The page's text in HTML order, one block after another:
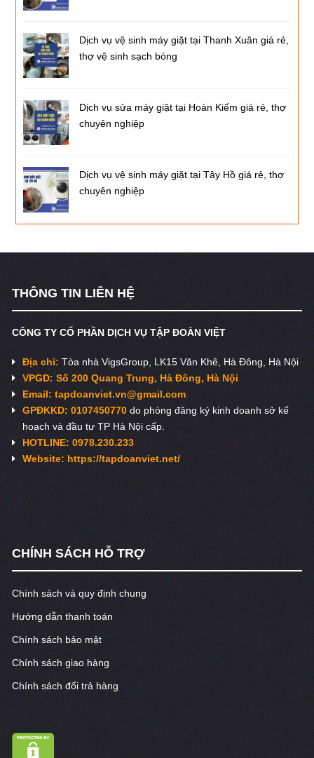
Dịch vụ vệ sinh máy giặt tại Thanh Xuân giá rẻ,
thợ vệ sinh sạch bóng
Dịch vụ sửa máy giặt tại Hoàn Kiếm giá rẻ, thợ
chuyên nghiệp
Dịch vụ vệ sinh máy giặt tại Tây Hồ giá rẻ, thợ
chuyên nghiệp
THÔNG TIN LIÊN HỆ
CÔNG TY CỔ PHẦN DỊCH VỤ TẬP ĐOÀN VIỆT
Địa chỉ:Tòa nhà VigsGroup, LK15 Văn Khê, Hà Đông, Hà Nội
VPGD: Số 200 Quang Trung, Hà Đông, Hà Nội
Email:tapdoanviet.vn@gmail.com
GPĐKKD: 0107450770do phòng đăng ký kinh doanh sở kế
hoạch và đầu tư TP Hà Nội cấp.
HOTLINE: 0978.230.233
Website: https://tapdoanviet.net/
CHÍNH SÁCH HỖ TRỢ
Chính sách và quy định chung
Hướng dẫn thanh toán
Chính sách bảo mật
Chính sách giao hàng
Chính sách đổi trả hàng